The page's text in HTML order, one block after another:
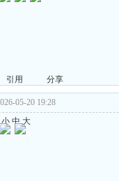
引用 分享
05-20 19:28
|小 中 大